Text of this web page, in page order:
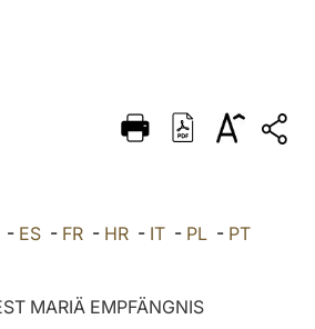
DEUTSCH
العربيّة
LATINE
- ES- FR- HR- IT- PL- PT
MARIÄ EMPFÄNGNIS